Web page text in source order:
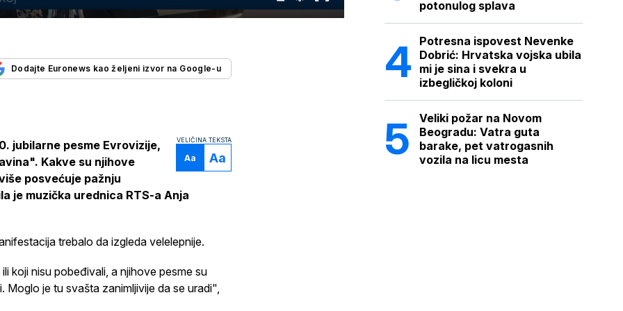
Dodajte Euronews kao željeni izvor na Google-u
VELIČINA TEKSTA
Aa Aa
jubilarne pesme Evrovizije,
Kakve su njihove
posvećuje pažnju
je muzička urednica RTS-a Anja
trebalo da izgleda velelepnije.
koji nisu pobeđivali, a njihove pesme su
Moglo je tu svašta zanimljivije da se uradi",
potonulog splava
Potresna ispovest Nevenke
Dobrić: Hrvatska vojska ubila
mi je sina i svekra u
izbegličkoj koloni
Veliki požar na Novom
Beogradu: Vatra guta
barake, pet vatrogasnih
vozila na licu mesta